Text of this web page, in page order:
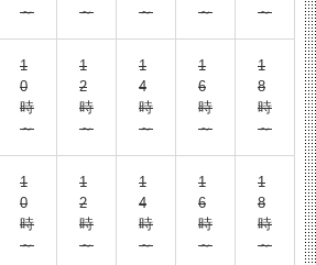
～
～
～
～
～
1
0
時
～
1
2
時
～
1
4
時
～
1
6
時
～
1
8
時
～
1
0
時
～
1
2
時
～
1
4
時
～
1
6
時
～
1
8
時
～